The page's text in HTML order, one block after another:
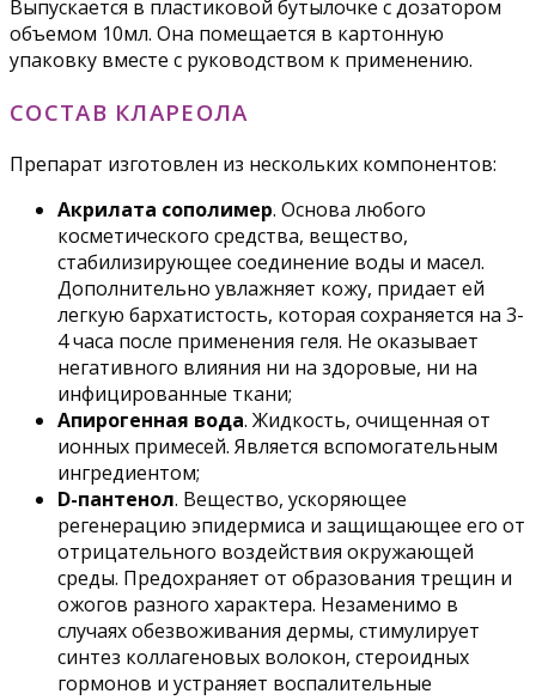
Выпускается в пластиковой бутылочке с дозатором
объемом 10мл. Она помещается в картонную
упаковку вместе с руководством к применению.
СОСТАВ КЛАРЕОЛА
Препарат изготовлен из нескольких компонентов:
Акрилата сополимер. Основа любого
косметического средства, вещество,
стабилизирующее соединение воды и масел.
Дополнительно увлажняет кожу, придает ей
легкую бархатистость, которая сохраняется на 3-
4 часа после применения геля. Не оказывает
негативного влияния ни на здоровые, ни на
инфицированные ткани;
Апирогенная вода. Жидкость, очищенная от
ионных примесей. Является вспомогательным
ингредиентом;
D-пантенол. Вещество, ускоряющее
регенерацию эпидермиса и защищающее его от
отрицательного воздействия окружающей
среды. Предохраняет от образования трещин и
ожогов разного характера. Незаменимо в
случаях обезвоживания дермы, стимулирует
синтез коллагеновых волокон, стероидных
гормонов и устраняет воспалительные